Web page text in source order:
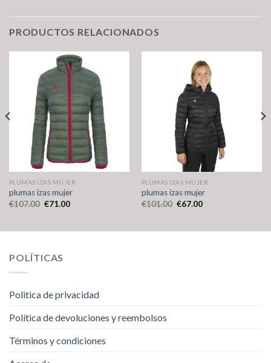
PRODUCTOS RELACIONADOS
PLUMAS IZAS MUJER
plumas izas mujer
€107.00 €71.00
PLUMAS IZAS MUJER
plumas izas mujer
€101.00 €67.00
POLÍTICAS
Politica de privacidad
Política de devoluciones y reembolsos
Términos y condiciones